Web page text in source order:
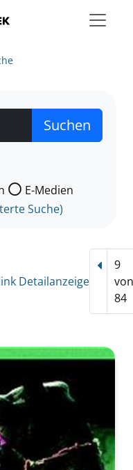
der Sie suchen wollen.
E-Medien
Suche)
Detailanzeige
9
84